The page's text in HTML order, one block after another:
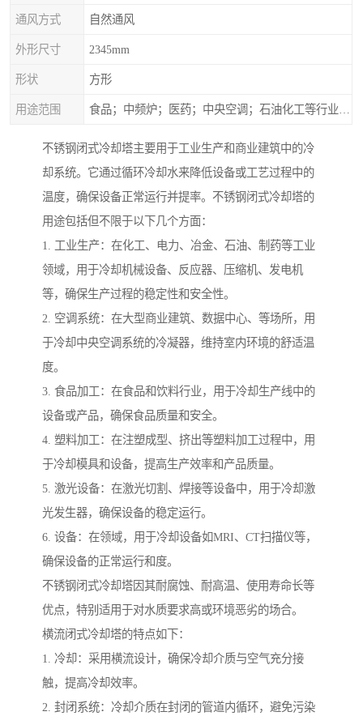
通风方式 自然通风
外形尺寸 2345mm
形状 方形
用途范围
不锈钢闭式冷却塔主要用于工业生产和商业建筑中的冷
却系统。它通过循环冷却水来降低设备或工艺过程中的
温度，确保设备正常运行并提率。不锈钢闭式冷却塔的
用途包括但不限于以下几个方面：
1. 工业生产：在化工、电力、冶金、石油、制药等工业
领域，用于冷却机械设备、反应器、压缩机、发电机
等，确保生产过程的稳定性和安全性。
2. 空调系统：在大型商业建筑、数据中心、等场所，用
于冷却中央空调系统的冷凝器，维持室内环境的舒适温
度。
3. 食品加工：在食品和饮料行业，用于冷却生产线中的
设备或产品，确保食品质量和安全。
4. 塑料加工：在注塑成型、挤出等塑料加工过程中，用
于冷却模具和设备，提高生产效率和产品质量。
5. 激光设备：在激光切割、焊接等设备中，用于冷却激
光发生器，确保设备的稳定运行。
6. 设备：在领域，用于冷却设备如MRI、CT扫描仪等，
确保设备的正常运行和度。
不锈钢闭式冷却塔因其耐腐蚀、耐高温、使用寿命长等
优点，特别适用于对水质要求高或环境恶劣的场合。
横流闭式冷却塔的特点如下：
1. 冷却：采用横流设计，确保冷却介质与空气充分接
触，提高冷却效率。
2. 封闭系统：冷却介质在封闭的管道内循环，避免污染